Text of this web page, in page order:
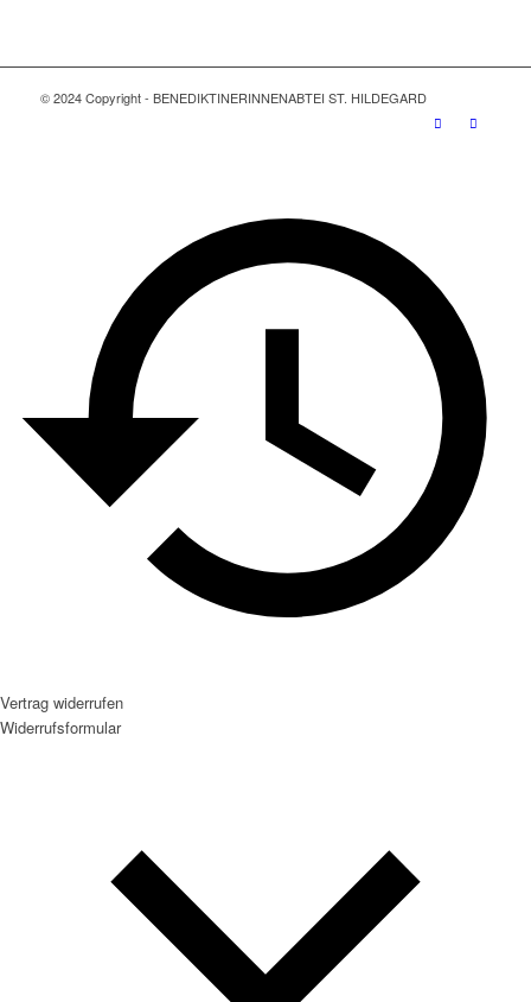
© 2024 Copyright - BENEDIKTINERINNENABTEI ST. HILDEGARD
Vertrag widerrufen
Widerrufsformular